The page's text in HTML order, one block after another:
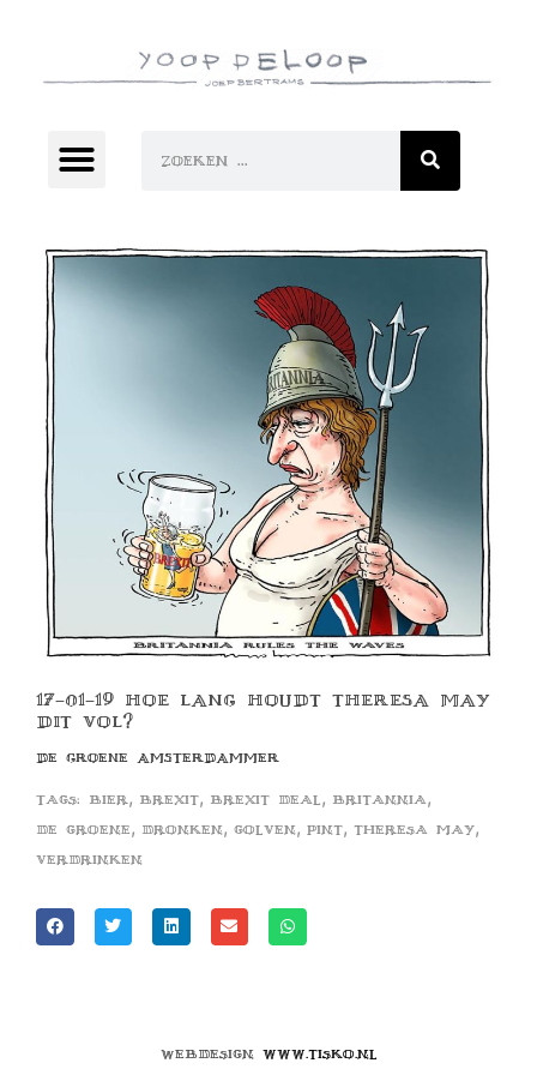
17-01-19 HOE LANG HOUDT THERESA MAY
DIT VOL?
DE GROENE AMSTERDAMMER
Tags: bier, brexit, brexit deal , britannia,
de groene , dronken, golven, pint, theresa may,
verdrinken
Webdesign www.tisko.nl